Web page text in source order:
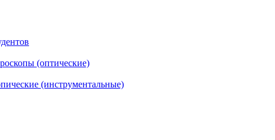
(оптические)
(инструментальные)